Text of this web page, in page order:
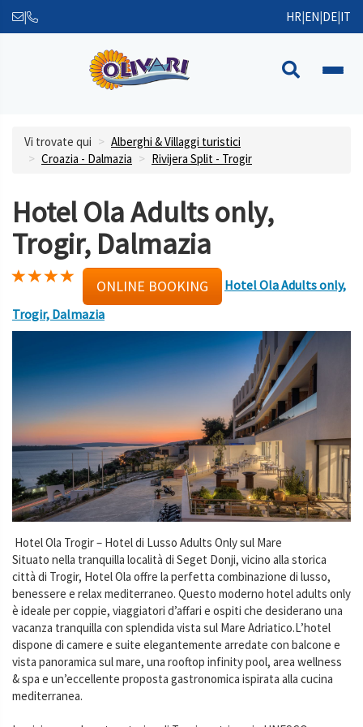
| HR|EN|DE|IT
Vi trovate qui
Alberghi & Villaggi turistici
Croazia - Dalmazia
Rivijera Split - Trogir
Hotel Ola Adults only,
Trogir, Dalmazia
ONLINE BOOKING
Hotel Ola Adults only,
Trogir, Dalmazia
Hotel Ola Trogir – Hotel di Lusso Adults Only sul Mare
Situato nella tranquilla località di Seget Donji, vicino alla storica
città di Trogir, Hotel Ola offre la perfetta combinazione di lusso,
benessere e relax mediterraneo. Questo moderno hotel adults only
è ideale per coppie, viaggiatori d’affari e ospiti che desiderano una
vacanza tranquilla con splendida vista sul Mare Adriatico.L’hotel
dispone di camere e suite elegantemente arredate con balcone e
vista panoramica sul mare, una rooftop infinity pool, area wellness
& spa e un’eccellente proposta gastronomica ispirata alla cucina
mediterranea.